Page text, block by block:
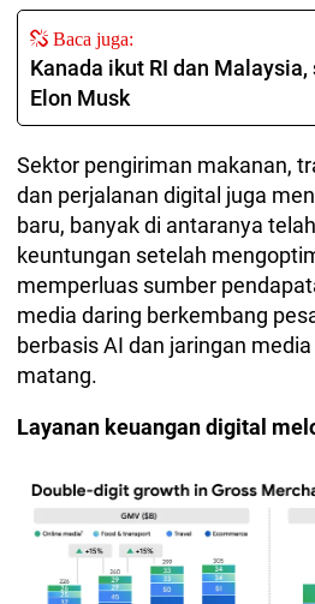
Baca juga:
Kanada ikut RI dan
Elon Musk
Sektor pengiriman makanan,
dan perjalanan digital juga
baru, banyak di antaranya
keuntungan setelah
memperluas sumber
media daring berkembang
berbasis AI dan jaringan
matang.
Layanan keuangan digital